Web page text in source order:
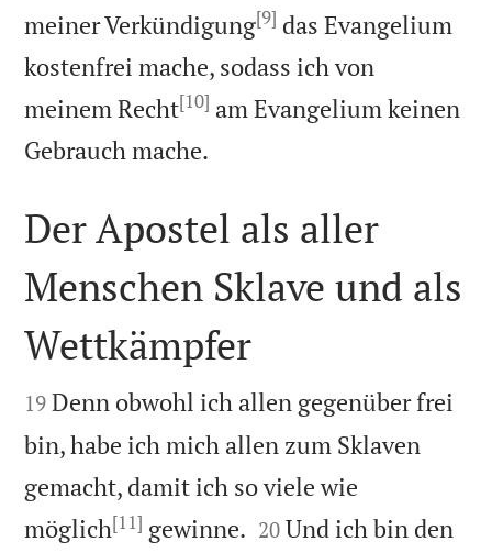
meiner Verkündigung[9] das Evangelium
kostenfrei mache, sodass ich von
meinem Recht[10] am Evangelium keinen
Gebrauch mache.

Der Apostel als aller
Menschen Sklave und als
Wettkämpfer

19 Denn obwohl ich allen gegenüber frei
bin, habe ich mich allen zum Sklaven
gemacht, damit ich so viele wie
möglich[11] gewinne. 

20 Und ich bin den